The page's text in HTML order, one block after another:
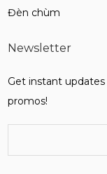
Đèn chùm
Newsletter
Get instant
promos!